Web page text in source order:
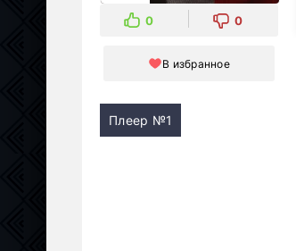
0 0
В избранное
Плеер №1